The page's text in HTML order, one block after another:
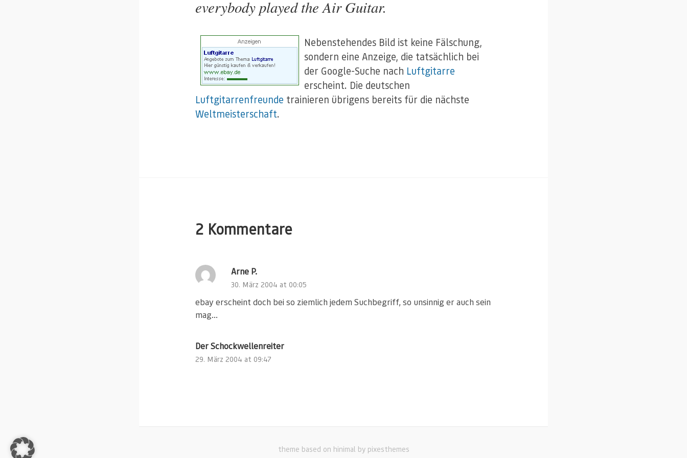
everybody played the Air Guitar.
Nebenstehendes Bild ist keine Fälschung,
sondern eine Anzeige, die tatsächlich bei
der Google-Suche nach Luftgitarre
erscheint. Die deutschen
Luftgitarrenfreunde trainieren übrigens bereits für die nächste
Weltmeisterschaft.
2 Kommentare
Arne P.
30. März 2004 at 00:05
ebay erscheint doch bei so ziemlich jedem Suchbegriff, so unsinnig er auch sein
mag…
Der Schockwellenreiter
29. März 2004 at 09:47
theme based on hinimal by pixesthemes